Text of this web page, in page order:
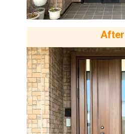
After